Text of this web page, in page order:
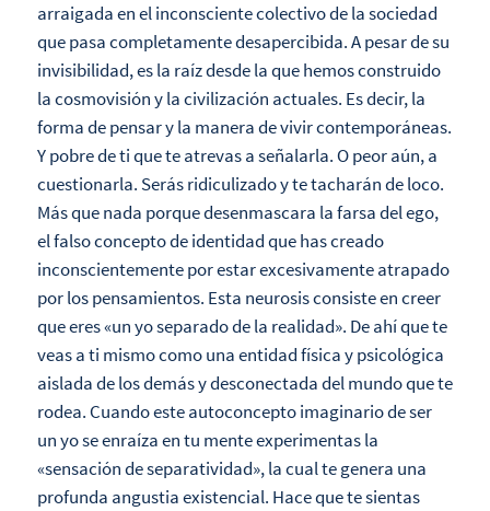
arraigada en el inconsciente colectivo de la sociedad
que pasa completamente desapercibida. A pesar de su
invisibilidad, es la raíz desde la que hemos construido
la cosmovisión y la civilización actuales. Es decir, la
forma de pensar y la manera de vivir contemporáneas.
Y pobre de ti que te atrevas a señalarla. O peor aún, a
cuestionarla. Serás ridiculizado y te tacharán de loco.
Más que nada porque desenmascara la farsa del ego,
el falso concepto de identidad que has creado
inconscientemente por estar excesivamente atrapado
por los pensamientos. Esta neurosis consiste en creer
que eres «un yo separado de la realidad». De ahí que te
veas a ti mismo como una entidad física y psicológica
aislada de los demás y desconectada del mundo que te
rodea. Cuando este autoconcepto imaginario de ser
un yo se enraíza en tu mente experimentas la
«sensación de separatividad», la cual te genera una
profunda angustia existencial. Hace que te sientas